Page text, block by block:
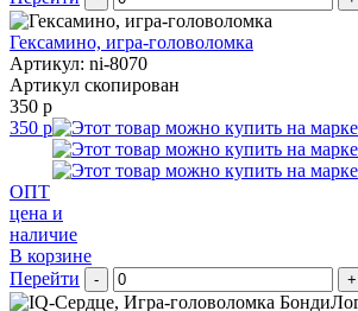
Гексамино, игра-головоломка
Артикул: ni-8070
Артикул скопирован
350 р
350 р
ОПТ
цена и
наличие
В корзине
Перейти
- +